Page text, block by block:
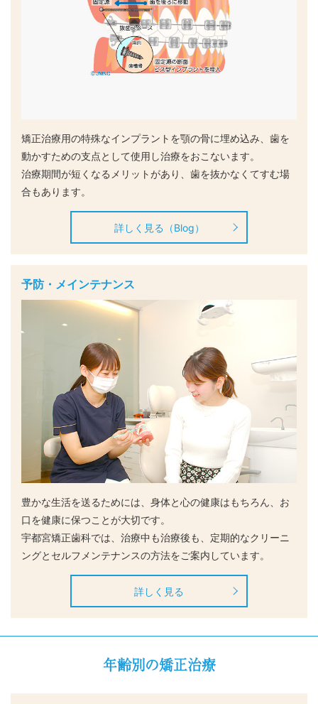
矯正治療用の特殊なインプラントを顎の骨に埋め込み、歯を
動かすための支点として使用し治療をおこないます。
治療期間が短くなるメリットがあり、歯を抜かなくてすむ場
合もあります。
詳しく見る（Blog）
予防・メインテナンス
豊かな生活を送るためには、身体と心の健康はもちろん、お
口を健康に保つことが大切です。
宇都宮矯正歯科では、治療中も治療後も、定期的なクリーニ
ングとセルフメンテナンスの方法をご案内しています。
詳しく見る
年齢別の矯正治療